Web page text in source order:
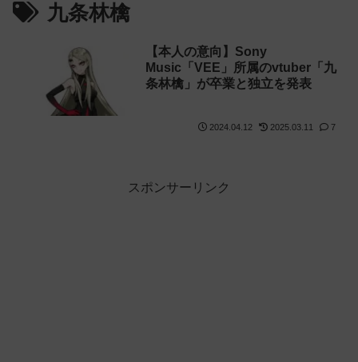
九条林檎
【本人の意向】Sony
Music「VEE」所属のvtuber「九
条林檎」が卒業と独立を発表
2024.04.12 2025.03.11 7
スポンサーリンク